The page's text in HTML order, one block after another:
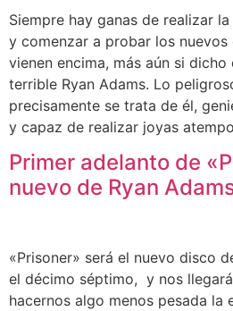
Siempre hay ganas de realizar
y comenzar a probar los nuevos
vienen encima, más aún si
terrible Ryan Adams. Lo
precisamente se trata de él,
y capaz de realizar joyas
Primer adelanto de
nuevo de Ryan
«Prisoner» será el nuevo disco
el décimo séptimo, y nos
hacernos algo menos pesada la